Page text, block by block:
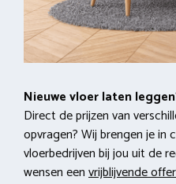
Nieuwe vloer laten
Direct de prijzen van
opvragen? Wij brengen je
vloerbedrijven bij jou uit de
wensen eenvrijblijvende